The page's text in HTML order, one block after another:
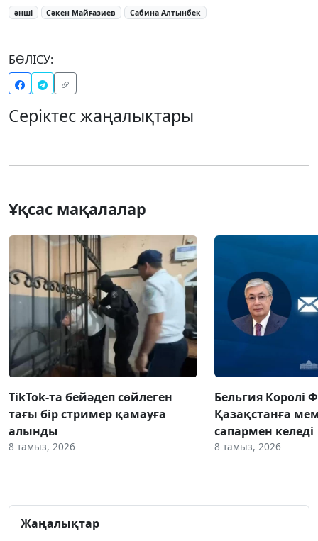
әнші Сәкен Майғазиев Сабина Алтынбек
БӨЛІСУ:
Серіктес жаңалықтары
Ұқсас мақалалар
TikTok-та бейәдеп сөйлеген
тағы бір стример қамауға
алынды
8 тамыз, 2026
Бельгия Королі
Қазақстанға
сапармен келеді
8 тамыз, 2026
Жаңалықтар